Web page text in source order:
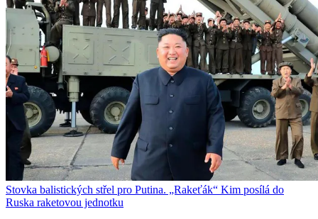
Stovka balistických střel pro Putina. „Rakeťák“ Kim posílá do
Ruska raketovou jednotku